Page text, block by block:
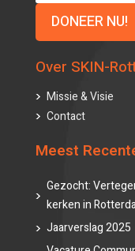
DONEER NU!
Over SKIN-
Missie & Visie
Contact
Meest
Gezocht:
kerken in
Jaarverslag 2025